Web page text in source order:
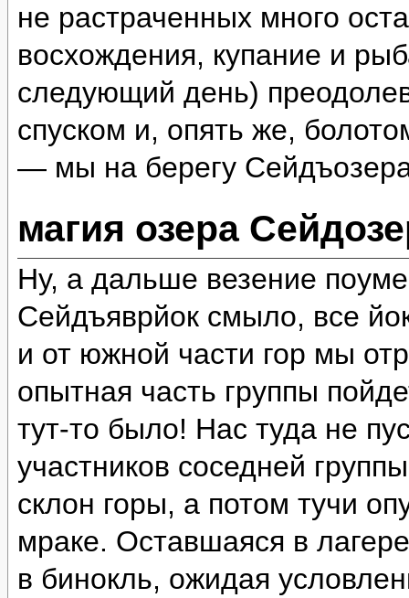
не растраченных много
восхождения, купание и
следующий день)
спуском и, опять же,
— мы на берегу
магия озера
Ну, а дальше везение
Сейдъяврйок смыло, все
и от южной части гор мы
опытная часть группы
тут-то было! Нас туда не
участников соседней
склон горы, а потом тучи
мраке. Оставшаяся в
в бинокль, ожидая